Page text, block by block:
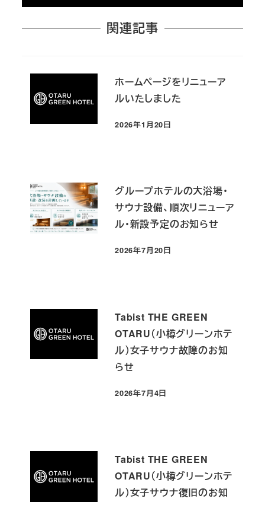
関連記事
ホームページをリニューア
ルいたしました
投稿日
2026年1月20日
グループホテルの大浴場・
サウナ設備、順次リニューア
ル・新設予定のお知らせ
投稿日
2026年7月20日
Tabist THE GREEN
OTARU（小樽グリーンホテ
ル）女子サウナ故障のお知
らせ
投稿日
2026年7月4日
Tabist THE GREEN
OTARU（小樽グリーンホテ
ル）女子サウナ復旧のお知